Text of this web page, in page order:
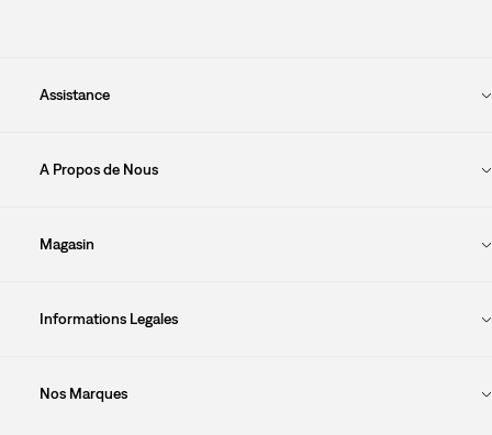
Assistance
A Propos de Nous
Magasin
Informations Legales
Nos Marques